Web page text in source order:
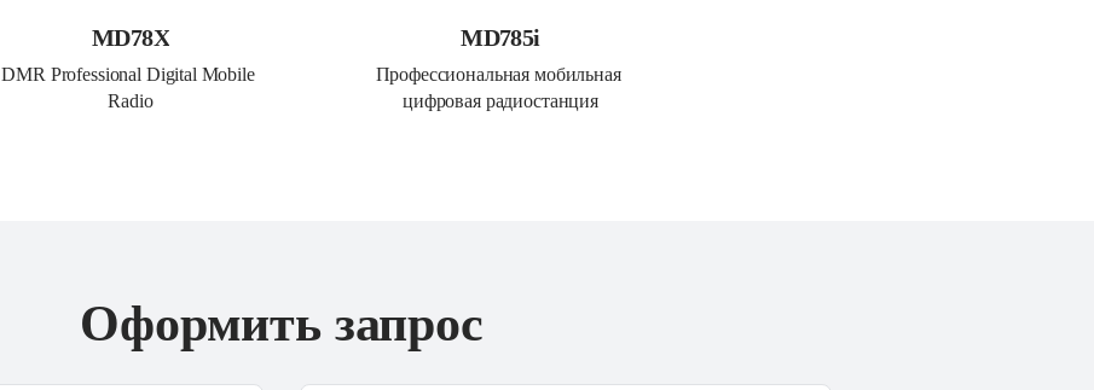
MD78X
DMR Professional Digital Mobile
Radio
MD785i
Профессиональная мобильная
цифровая радиостанция
Оформить запрос